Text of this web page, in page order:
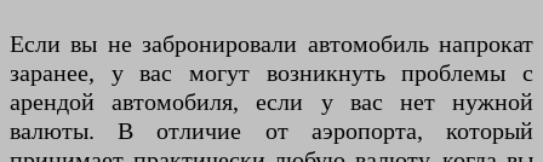
Если вы не забронировали автомобиль напрокат
заранее, у вас могут возникнуть проблемы с
арендой автомобиля, если у вас нет нужной
валюты. В отличие от аэропорта, который